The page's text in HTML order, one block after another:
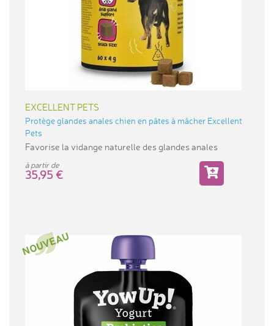
EXCELLENT PETS
Protège glandes anales chien en pâtes à mâcher Excellent
Pets
Favorise la vidange naturelle des glandes anales
à partir de
35,95